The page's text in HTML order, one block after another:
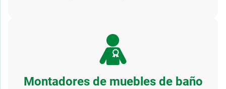
Montadores de muebles de baño